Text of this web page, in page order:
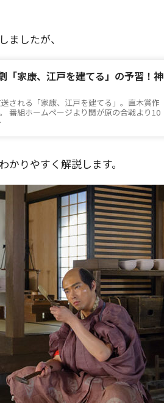
したが、
「家康、江戸を建てる」の予習！神
される「家康、江戸を建てる」。直木賞作
番組ホームページより関が原の合戦より10
りやすく解説します。